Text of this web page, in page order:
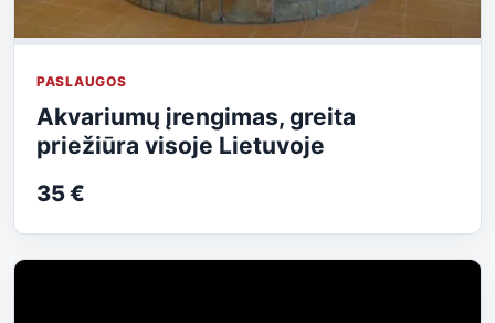
PASLAUGOS
Akvariumų įrengimas, greita
priežiūra visoje Lietuvoje
35 €